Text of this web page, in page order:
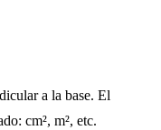
a la base. El
cm², m², etc.